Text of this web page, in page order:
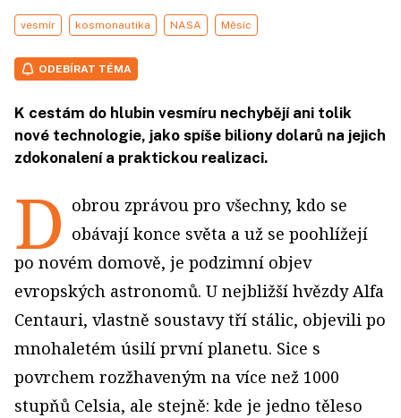
vesmír kosmonautika NASA Měsíc
ODEBÍRAT TÉMA
K cestám do hlubin vesmíru nechybějí ani tolik
nové technologie, jako spíše biliony dolarů na jejich
zdokonalení a praktickou realizaci.
D obrou zprávou pro všechny, kdo se
obávají konce světa a už se poohlížejí
po novém domově, je podzimní objev
evropských astronomů. U nejbližší hvězdy Alfa
Centauri, vlastně soustavy tří stálic, objevili po
mnohaletém úsilí první planetu. Sice s
povrchem rozžhaveným na více než 1000
stupňů Celsia, ale stejně: kde je jedno těleso